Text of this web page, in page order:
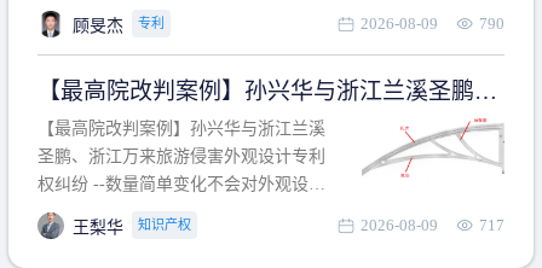
态参考图中的外观设计与被告涉案商品
的视觉效果存在显著区别。故就使用状
保护范围确定进行了研究，将办案体会
与研究过程记录如下： 简要结论： 笔者
提出使用状态参考图应以
顾旻杰 专利 2026-08-09 790
【最高院改判案例】孙兴华与浙江兰溪圣鹏、
浙江万来旅游侵害外观设计专利权纠纷
【最高院改判案例】孙兴华与浙江兰溪
圣鹏、浙江万来旅游侵害外观设计专利
权纠纷 --数量简单变化不会对外观设计
产生视觉影响，及现有设计抗辩与专利
无效再审改判可以执行回转 【承办律
王梨华 知识产权 2026-08-09 717